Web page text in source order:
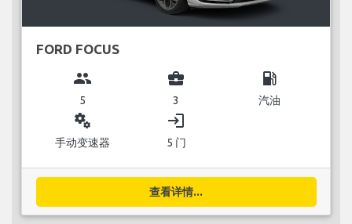
FORD FOCUS
group
5
business_center
3
local_gas_station
汽油
miscellaneous_services
手动变速器
login
5 门
查看详情...